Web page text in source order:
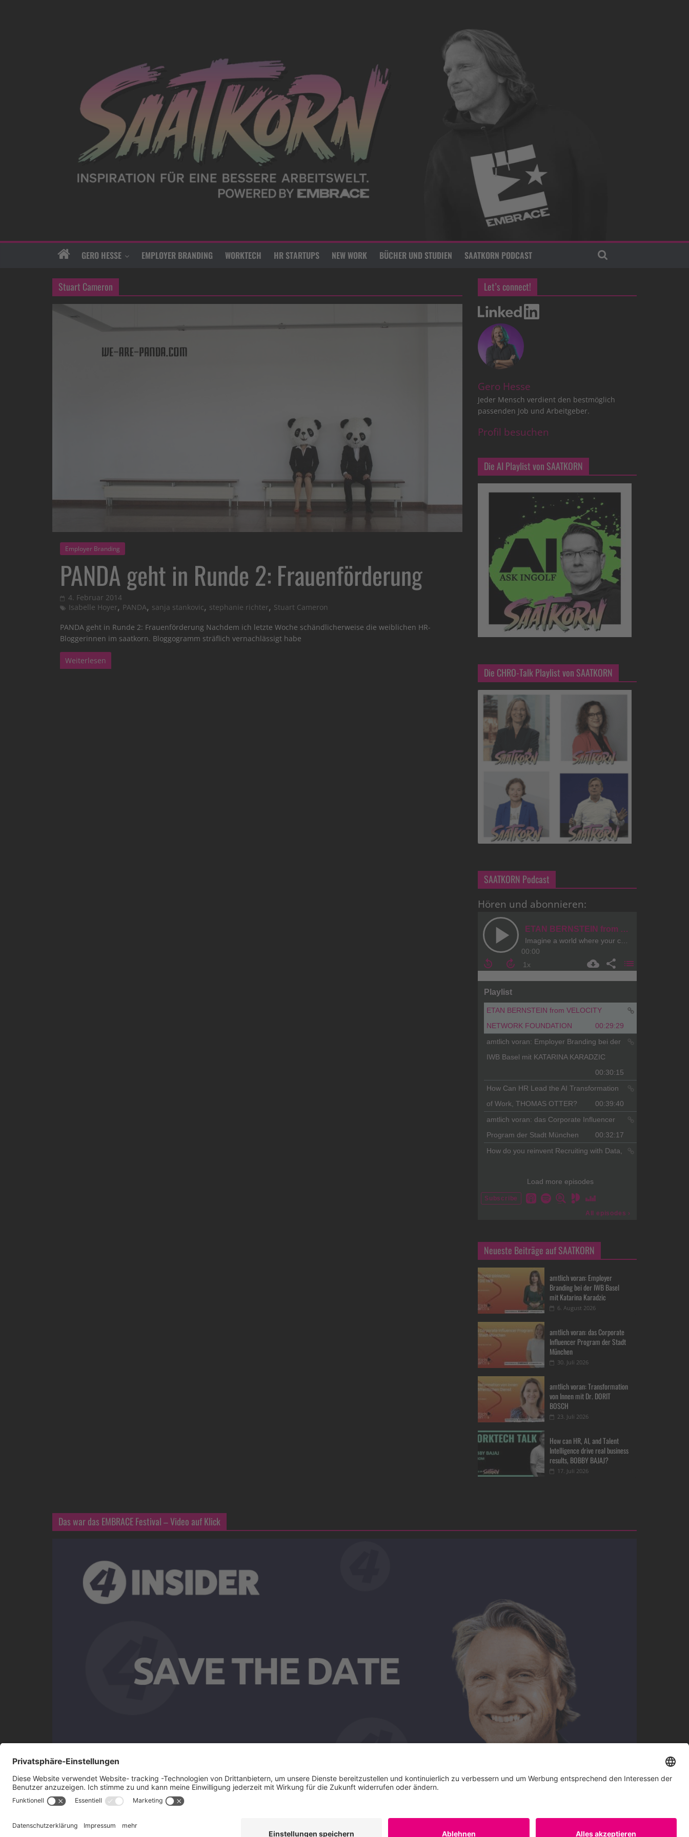
GERO HESSE EMPLOYER BRANDING WORKTECH HR STARTUPS NEW WORK BÜCHER UND STUDIEN SAATKORN PODCAST
Stuart Cameron
Employer Branding
PANDA geht in Runde 2: Frauenförderung
4. Februar 2014
Isabelle Hoyer, PANDA, sanja stankovic, stephanie richter, Stuart Cameron
PANDA geht in Runde 2: Frauenförderung Nachdem ich letzte Woche schändlicherweise die weiblichen HR-
Bloggerinnen im saatkorn. Bloggogramm sträflich vernachlässigt habe
Weiterlesen
Let’s connect!
Gero Hesse
Jeder Mensch verdient den bestmöglich
passenden Job und Arbeitgeber.
Profil besuchen
Die AI Playlist von SAATKORN
Die CHRO-Talk Playlist von SAATKORN
SAATKORN Podcast
Hören und abonnieren:
Neueste Beiträge auf SAATKORN
amtlich voran: Employer
Branding bei der IWB Basel
mit Katarina Karadzic
6. August 2026
amtlich voran: das Corporate
Influencer Program der Stadt
München
30. Juli 2026
amtlich voran: Transformation
von Innen mit Dr. DORIT
BOSCH
23. Juli 2026
How can HR, AI, and Talent
Intelligence drive real business
results, BOBBY BAJAJ?
17. Juli 2026
Das war das EMBRACE Festival – Video auf Klick